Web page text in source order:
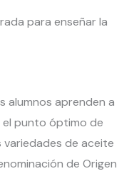
para enseñar la
alumnos aprenden a
punto óptimo de
de aceite
de Origen